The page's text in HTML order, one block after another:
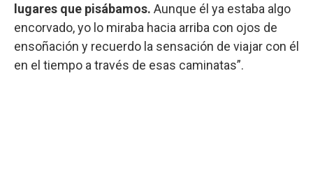
lugares que pisábamos. Aunque él ya estaba algo
encorvado, yo lo miraba hacia arriba con ojos de
ensoñación y recuerdo la sensación de viajar con él
en el tiempo a través de esas caminatas”.